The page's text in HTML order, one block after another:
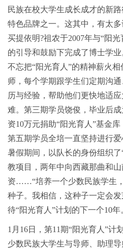
民族在校大学生成长成才的新
特色品牌之一。这其中，有太
买提依明?祖农于2007年与“阳
的引导和鼓励下完成了博士学
不忘把“阳光育人”的精神薪火
师，每个学期跟学生们定期沟
历与经验，帮助他们更快地适
难。第三期学员饶俊，毕业后
资10万元捐助“阳光育人”基金库
第五期学员全培一直坚持进行
暑假期间，以队长的身份组织
教项目，两年中向西藏那曲和
资……“培养一个少数民族学生
种子。我相信，这种子一定会
待“阳光育人”计划的下一个10年
1月16日，第11期“阳光育人”计
少数民族大学生与导师、助理